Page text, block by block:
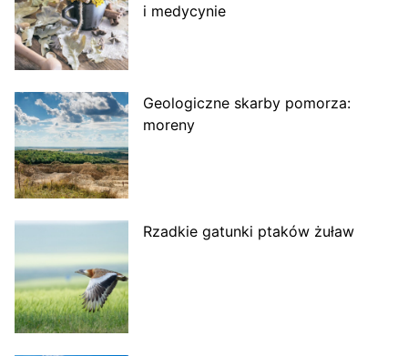
i medycynie
Geologiczne skarby pomorza:
moreny
Rzadkie gatunki ptaków żuław